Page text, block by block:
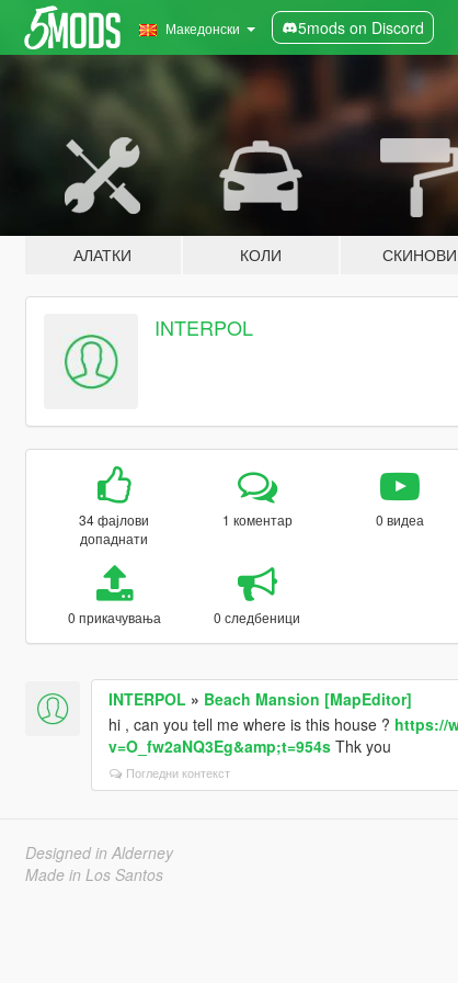
Македонски 5mods on Discord
АЛАТКИ КОЛИ СКИНОВИ
INTERPOL
34 фајлови
допаднати
1 коментар 0 видеа
0 прикачувања 0 следбеници
INTERPOL » Beach Mansion [MapEditor]
hi , can you tell me where is this house ? https://
v=O_fw2aNQ3Eg&amp;t=954sThk you
Погледни контекст
Designed in Alderney
Made in Los Santos